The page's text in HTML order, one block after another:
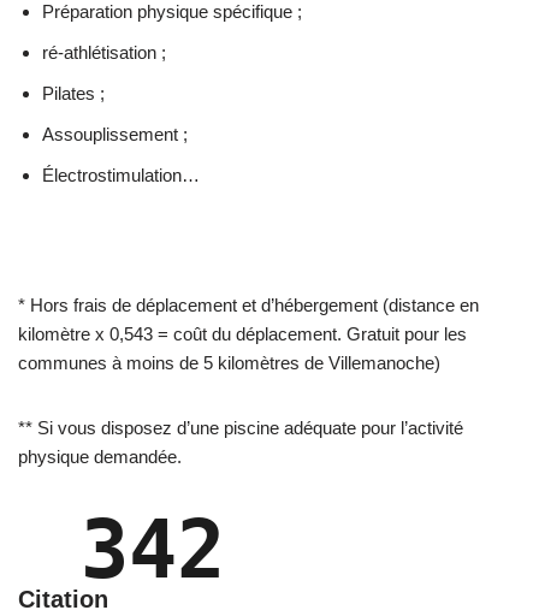
Préparation physique spécifique ;
ré-athlétisation ;
Pilates ;
Assouplissement ;
Électrostimulation…
* Hors frais de déplacement et d’hébergement (distance en
kilomètre x 0,543 = coût du déplacement. Gratuit pour les
communes à moins de 5 kilomètres de Villemanoche)
** Si vous disposez d’une piscine adéquate pour l’activité
physique demandée.
Citation
342